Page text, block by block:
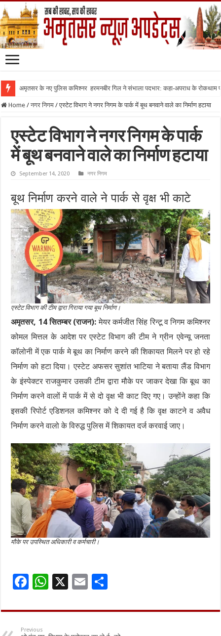
अमृतसर के नए पुलिस कमिश्नर हरमनबीर गिल ने संभाला पदभार: कहा-अपराध के रोकथाम
Home / नगर निगम / एस्टेट विभाग ने नगर निगम के पार्क में बूथ बनवाने वाले का निर्माण हटाया
एस्टेट विभाग ने नगर निगम के पार्क
में बूथ बनवाने वाले का निर्माण हटाया
September 14, 2020 नगर निगम
बूथ निर्माण करने वाले ने पार्क से वृक्ष भी काटे
एस्टेट विभाग की टीम द्वारा गिराया गया बूथ निर्माण।
अमृतसर, 14 सितम्बर (राजन):मेयर कर्मजीत सिंह रिन्टू व निगम कमिश्नर
कोमल मित्तल के आदेश पर एस्टेट विभाग की टीम ने ग्रीन एवेन्यू जनता
कॉलोनी में एक पार्क मे बूथ का निर्माण करने की शिकायत मिलने पर हो रहे
निर्माण को हटा दिया। एस्टेट अफसर सुशांत भाटिया ने बताया लैंड विभाग
के इंस्पेक्टर राजकुमार उसकी टीम द्वारा मौके पर जाकर देखा कि बूथ का
निर्माण करने वालों में पार्क में से दो वृक्ष भी काट दिए गए। उन्होंने कहा कि
इसकी रिपोर्ट एडिशनल कमिश्नर को दे दी गई है कि वृक्ष काटने व अवैध
निर्माण करने वालो के विरुद्ध पुलिस में शिकायत दर्ज करवाई जाए।
मौके पर उपस्थित अधिकारी व कर्मचारी।
F
e
b
W
at
sA
X
E
ai ar
e
Previous